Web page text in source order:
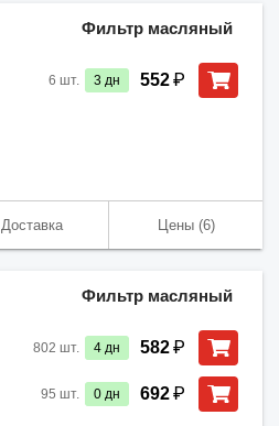
Фильтр масляный
6 шт. 3 дн 552₽
Доставка Цены(6)
Фильтр масляный
802 шт. 4 дн 582₽
95 шт. 0 дн 692₽